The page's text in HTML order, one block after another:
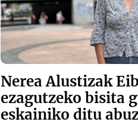
Nerea Alustizak
ezagutzeko bisita
eskainiko ditu